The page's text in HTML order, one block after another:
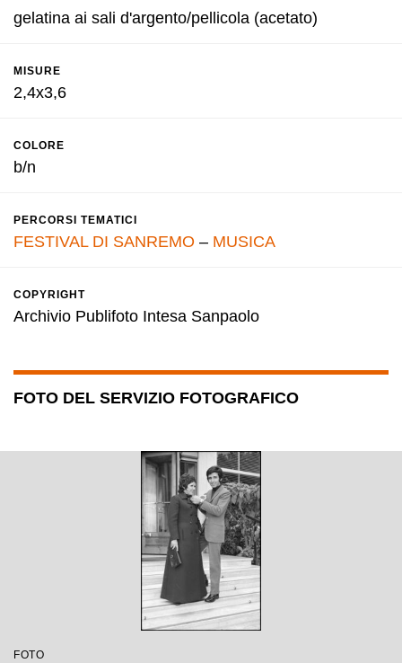
gelatina ai sali d'argento/pellicola (acetato)
MISURE
2,4x3,6
COLORE
b/n
PERCORSI TEMATICI
FESTIVAL DI SANREMO – MUSICA
COPYRIGHT
Archivio Publifoto Intesa Sanpaolo
FOTO DEL SERVIZIO FOTOGRAFICO
FOTO